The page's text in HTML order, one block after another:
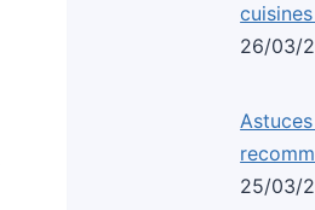
26/03/
25/03/